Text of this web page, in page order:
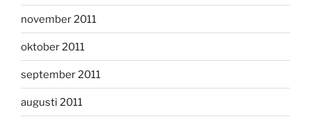
november 2011
oktober 2011
september 2011
augusti 2011